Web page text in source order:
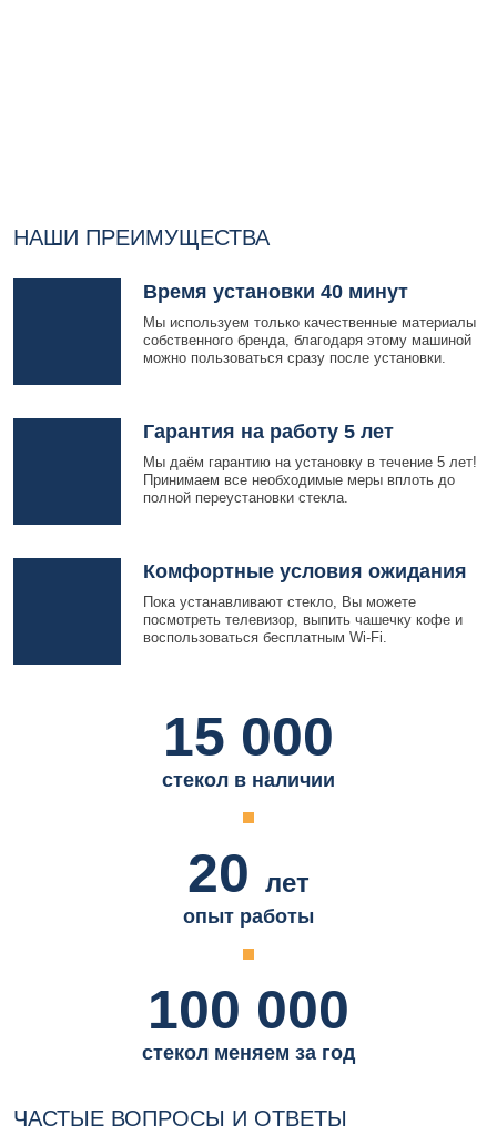
НАШИ ПРЕИМУЩЕСТВА
Время установки 40 минут
Мы используем только качественные материалы
собственного бренда, благодаря этому машиной
можно пользоваться сразу после установки.
Гарантия на работу 5 лет
Мы даём гарантию на установку в течение 5 лет!
Принимаем все необходимые меры вплоть до
полной переустановки стекла.
Комфортные условия ожидания
Пока устанавливают стекло, Вы можете
посмотреть телевизор, выпить чашечку кофе и
воспользоваться бесплатным Wi-Fi.
15 000
стекол в наличии
20 лет
опыт работы
100 000
стекол меняем за год
ЧАСТЫЕ ВОПРОСЫ И ОТВЕТЫ